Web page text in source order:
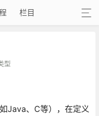
栏目
型
Java、C等），在定义